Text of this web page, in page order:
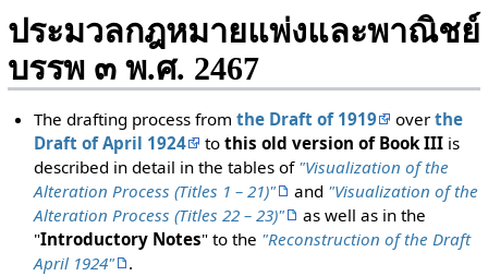
ประมวลกฎหมายแพ่งและพาณิชย์
บรรพ ๓ พ.ศ. 2467
The drafting process fromthe Draft of 1919 overthe
Draft of April 1924
tothis old version of Book III is
described in detail in the tables of "Visualization of the
Alteration Process (Titles 1 – 21)"
and "Visualization of the
Alteration Process (Titles 22 – 23)"
as well as in the
"Introductory Notes" to the "Reconstruction of the Draft
April 1924"
.